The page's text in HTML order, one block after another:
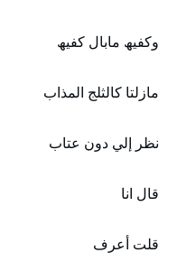
وكفيھ مابال كفيھ
مازلتا كالثلج المذاب
نظر إلي دون عتاب
قال انا
قلت أعرف